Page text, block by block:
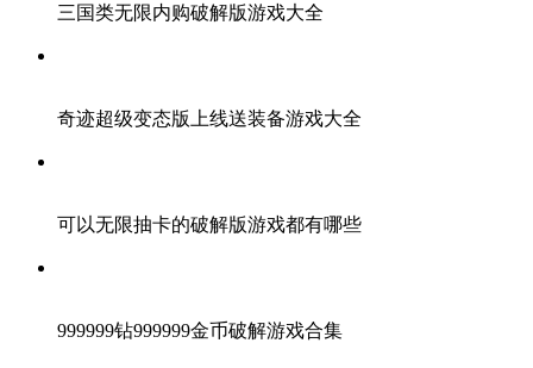
三国类无限内购破解版游戏大全
奇迹超级变态版上线送装备游戏大全
可以无限抽卡的破解版游戏都有哪些
999999钻999999金币破解游戏合集